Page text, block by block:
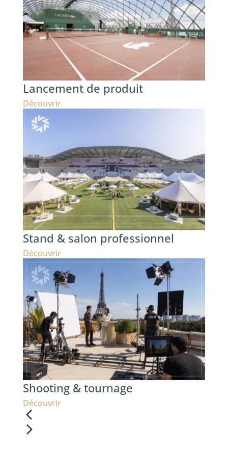
Lancement de produit
Découvrir
Stand & salon professionnel
Découvrir
Shooting & tournage
Découvrir